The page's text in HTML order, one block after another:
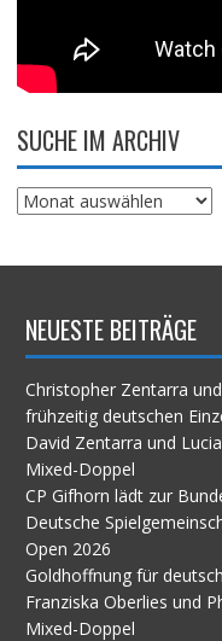
SUCHE IM ARCHIV
Suche
NEUESTE BEITRÄGE
Christopher Zentarra
frühzeitig deutschen
David Zentarra und
Mixed-Doppel
CP Gifhorn lädt zur
Deutsche
Open 2026
Goldhoffnung für
Franziska Oberlies und
Mixed-Doppel